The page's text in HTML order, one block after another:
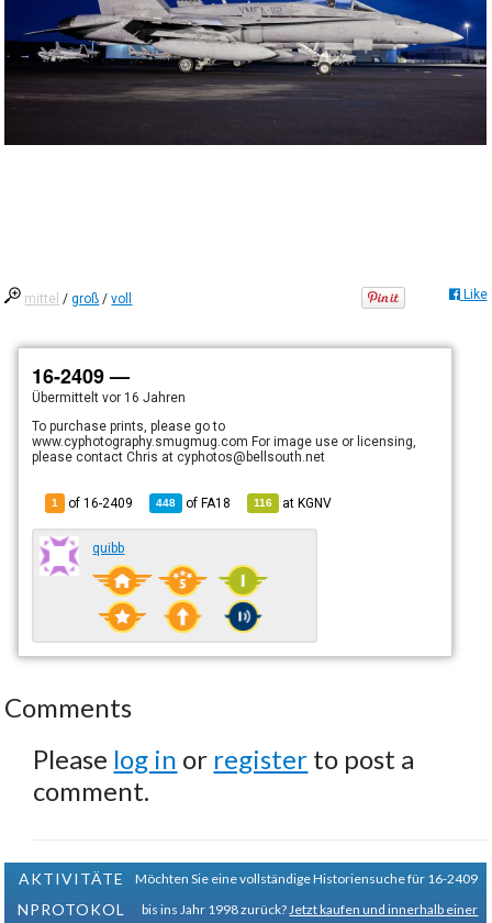
mittel /groß /voll Like
16-2409 —
Übermitteltvor 16 Jahren
To purchase prints, please go to
www.cyphotography.smugmug.com For image use or licensing,
please contact Chris at cyphotos@bellsouth.net
1 of 16-2409 448 ofFA18 116 atKGNV
quibb
Comments
Please log in or register to post a
comment.
AKTIVITÄTE
NPROTOKOL
Möchten Sie eine vollständige Historiensuche für 16-2409
bis ins Jahr 1998 zurück? Jetzt kaufen und innerhalb einer